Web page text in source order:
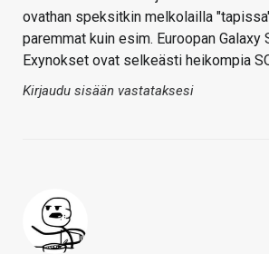
ovathan speksitkin melkolailla
paremmat kuin esim. Euroopan Galaxy
Exynokset ovat selkeästi heikompia
Kirjaudu sisään vastataksesi